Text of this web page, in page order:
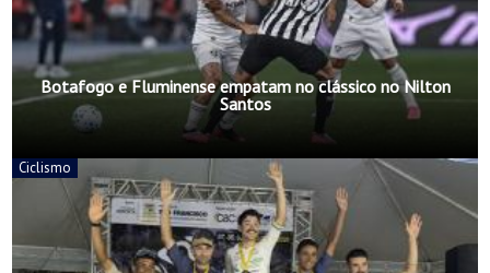
Botafogo e Fluminense empatam no clássico no Nilton
Santos
Ciclismo